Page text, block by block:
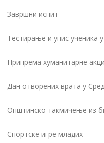
Завршни испит
Тестирање и упис ученика
Припрема хуманитарне
Дан отворених врата у
Општинско такмичење из
Спортске игре младих